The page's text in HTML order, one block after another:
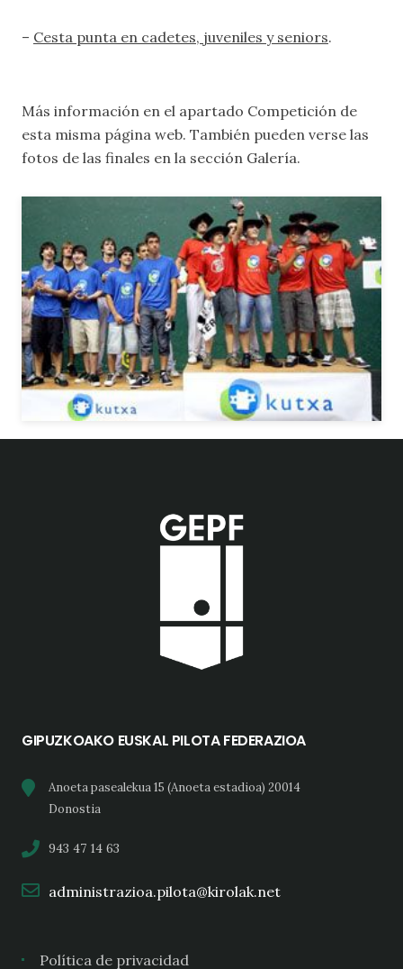
– Cesta punta en cadetes, juveniles y seniors.
Más información en el apartado Competición de
esta misma página web. También pueden verse las
fotos de las finales en la sección Galería.
GIPUZKOAKO EUSKAL PILOTA FEDERAZIOA
Anoeta pasealekua 15 (Anoeta estadioa) 20014
Donostia
943 47 14 63
administrazioa.pilota@kirolak.net
Política de privacidad